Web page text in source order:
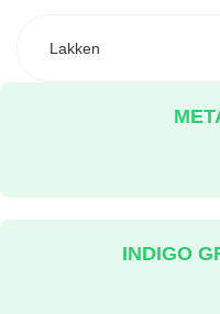
Lakken
INDIGO